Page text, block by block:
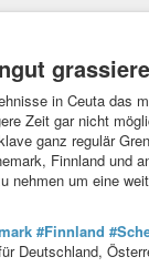
in Ceuta das
Zeit gar nicht
ganz regulär
Finnland und
nehmen um eine
#Finnland
Deutschland,